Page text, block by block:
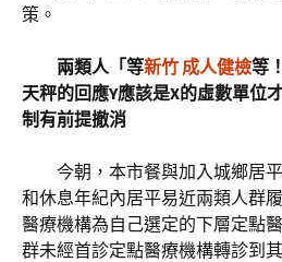
策。
兩類人「等新竹 成人健檢等
天秤的回應Y應該是X的虛數單位
制有前提撤消
今朝，本市餐與加入城鄉居
和休息年紀內居平易近兩類人群
醫療機構為自己選定的下層定點
群未經首診定點醫療機構轉診到